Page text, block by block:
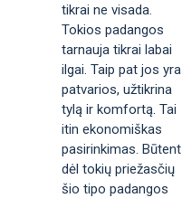
tikrai ne visada.
Tokios padangos
tarnauja tikrai labai
ilgai. Taip pat jos yra
patvarios, užtikrina
tylą ir komfortą. Tai
itin ekonomiškas
pasirinkimas. Būtent
dėl tokių priežasčių
šio tipo padangos